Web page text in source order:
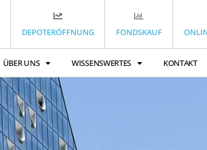
DEPOTERÖFFNUNG FONDSKAUF
ÜBER UNS WISSENSWERTES KONTAKT